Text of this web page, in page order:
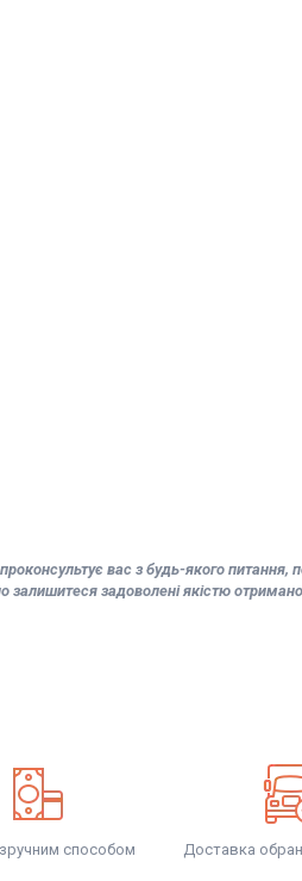
вас з будь-якого питання,
задоволені якістю
способом Доставка